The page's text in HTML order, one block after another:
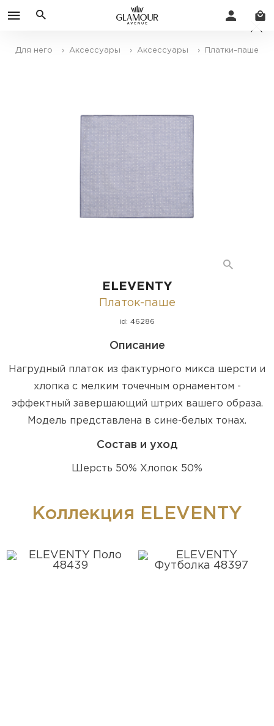
Для него › Аксессуары › Аксессуары › Платки-паше
ELEVENTY
Платок-паше
id: 46286
Описание
Нагрудный платок из фактурного микса шерсти и
хлопка с мелким точечным орнаментом -
эффектный завершающий штрих вашего образа.
Модель представлена в сине-белых тонах.
Состав и уход
Шерсть 50% Хлопок 50%
Коллекция ELEVENTY